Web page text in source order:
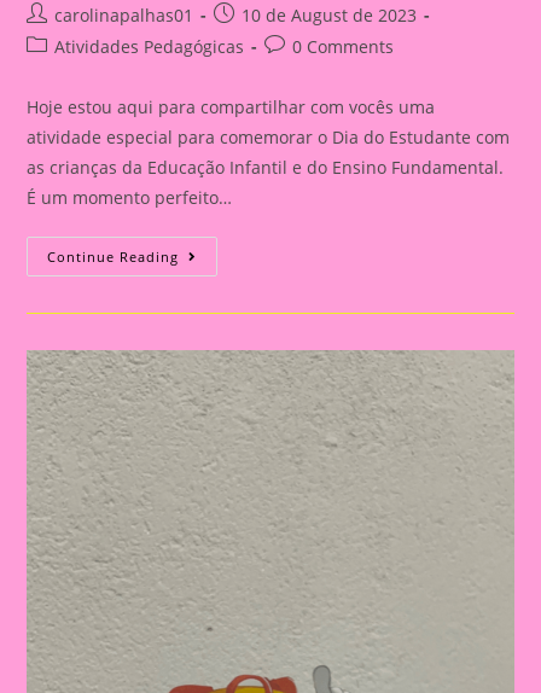
Post
author:
carolinapalhas01
Post
published:
10 de August de 2023
PostAtividades Pedagógicas
Post0 Comments
Hoje estou aqui para compartilhar com vocês uma
atividade especial para comemorar o Dia do Estudante com
as crianças da Educação Infantil e do Ensino Fundamental.
É um momento perfeito…
Continue Reading Modelo
De
Para
Imprimir
E
Realizar
No
Dia
Do
Estudante